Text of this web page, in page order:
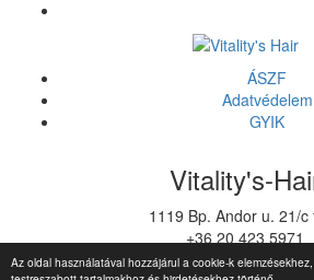
Az oldal használatával hozzájárul a cookie-k elemzésekhez,
ÁSZF
Adatvédelem
GYIK
Vitality's-
1119 Bp. Andor u. 21/c
+36 20 423 5971
vitalitys@vitalitys.hu